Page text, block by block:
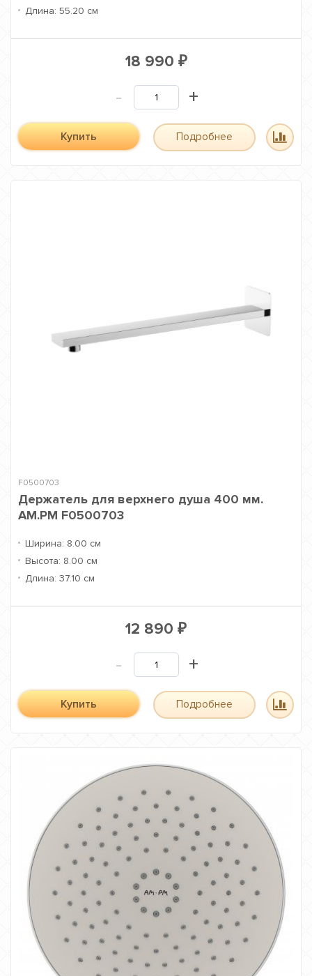
Длина: 55.20 см
18 990 ₽
- +
Купить Подробнее
F0500703
Держатель для верхнего душа 400 мм.
AM.PM F0500703
Ширина: 8.00 см
Высота: 8.00 см
Длина: 37.10 см
12 890 ₽
- +
Купить Подробнее